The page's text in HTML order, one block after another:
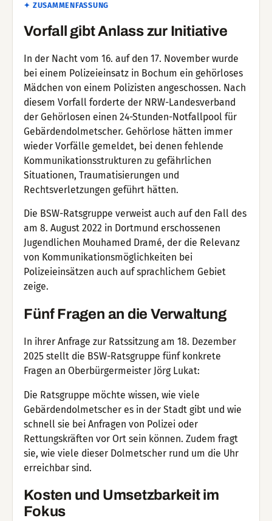
✦ ZUSAMMENFASSUNG
Vorfall gibt Anlass zur Initiative
In der Nacht vom 16. auf den 17. November wurde
bei einem Polizeieinsatz in Bochum ein gehörloses
Mädchen von einem Polizisten angeschossen. Nach
diesem Vorfall forderte der NRW-Landesverband
der Gehörlosen einen 24-Stunden-Notfallpool für
Gebärdendolmetscher. Gehörlose hätten immer
wieder Vorfälle gemeldet, bei denen fehlende
Kommunikationsstrukturen zu gefährlichen
Situationen, Traumatisierungen und
Rechtsverletzungen geführt hätten.
Die BSW-Ratsgruppe verweist auch auf den Fall des
am 8. August 2022 in Dortmund erschossenen
Jugendlichen Mouhamed Dramé, der die Relevanz
von Kommunikationsmöglichkeiten bei
Polizeieinsätzen auch auf sprachlichem Gebiet
zeige.
Fünf Fragen an die Verwaltung
In ihrer Anfrage zur Ratssitzung am 18. Dezember
2025 stellt die BSW-Ratsgruppe fünf konkrete
Fragen an Oberbürgermeister Jörg Lukat:
Die Ratsgruppe möchte wissen, wie viele
Gebärdendolmetscher es in der Stadt gibt und wie
schnell sie bei Anfragen von Polizei oder
Rettungskräften vor Ort sein können. Zudem fragt
sie, wie viele dieser Dolmetscher rund um die Uhr
erreichbar sind.
Kosten und Umsetzbarkeit im
Fokus